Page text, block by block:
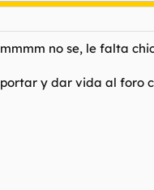
no se, le falta
y dar vida al foro